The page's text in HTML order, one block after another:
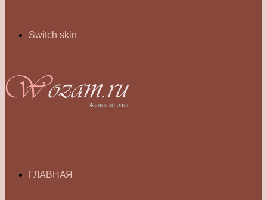
Switch skin
ГЛАВНАЯ